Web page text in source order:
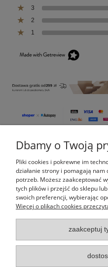
3
2
1
O
Dbamy o Twoją
Pliki cookies i pokrewne im
działanie strony i pomagają
potrzeb. Możesz zaakceptować
tych plików i przejść do sklepu
swoich preferencji, wybierając
Więcej o plikach cookies
zaakceptuj